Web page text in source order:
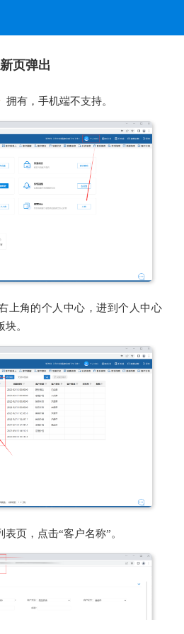
新页弹出
拥有，手机端不支持。
上角的个人中心，进到个人中心
。
页，点击“客户名称”。